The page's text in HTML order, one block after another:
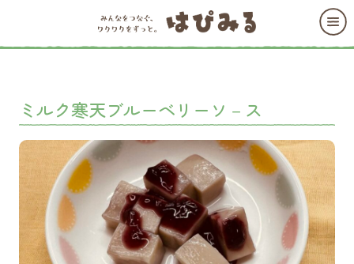
ミルク寒天ブルーベリーソ－ス